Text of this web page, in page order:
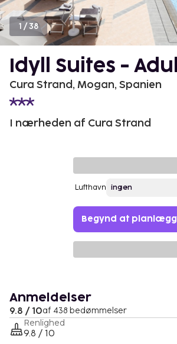
1 /38
Idyll Suites -
Cura Strand, Mogan, Spanien
I nærheden af Cura Strand
Lufthavn
Begynd at
Anmeldelser
9.8 / 10af 438 bedømmelser
Renlighed
9.8 / 10